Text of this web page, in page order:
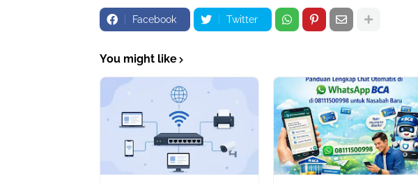
Facebook Twitter
You might like